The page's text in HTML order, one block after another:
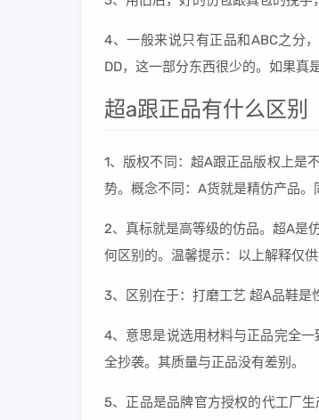
4、一般来说只有正品和ABC之分
DD，这一部分东西很少的。如果真
超a跟正品有什么区别
1、版权不同：超A跟正品版权上是
势。概念不同：A货就是精仿产品
2、真标就是高等级的仿品。超A是
何区别的。温馨提示：以上解释仅
3、区别在于：打磨工艺 超A品鞋是
4、意思是说选用材料与正品完全
全抄袭。其质量与正品没有差别。
5、正品是品牌官方授权的代工厂